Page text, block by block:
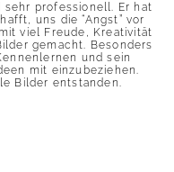
professionell. Er hat
uns die “Angst” vor
viel Freude, Kreativität
gemacht. Besonders
und sein
mit einzubeziehen.
Bilder entstanden.